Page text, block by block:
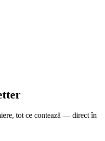
tot ce contează — direct în